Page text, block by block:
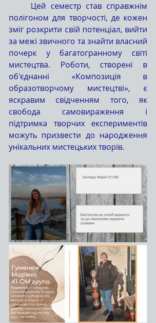
полігоном для творчості, де кожен
зміг розкрити свій потенціал, вийти
за межі звичного та знайти власний
почерк у багатогранному світі
мистецтва. Роботи, створені в
об'єднанні «Композиція в
образотворчому мистецтві», є
яскравим свідченням того, як
свобода самовираження і
підтримка творчих експериментів
можуть призвести до народження
унікальних мистецьких творів.